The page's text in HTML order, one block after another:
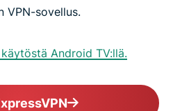
VPN-sovellus.
Android TV:llä.